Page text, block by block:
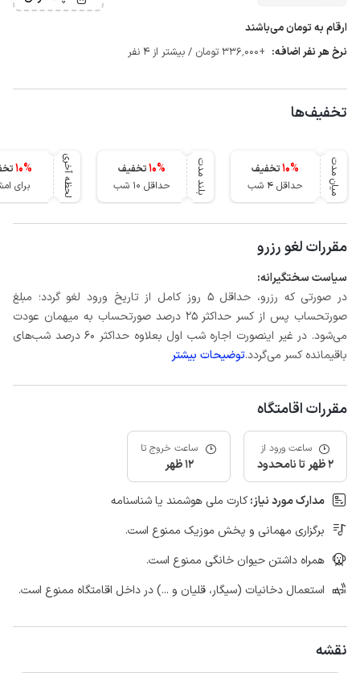
ارقام به تومان می‌باشند
نرخ هر نفر اضافه: +336٬000 تومان / بیشتر از 4 نفر
تخفیف‌ها
میان مدت 10%
تخفیف
حداقل 4 شب
بلند مدت 10%
تخفیف
حداقل 10 شب
لحظه آخری 10%
برای
مقررات لغو رزرو
سیاست سختگیرانه:
در صورتی که رزرو، حداقل 5 روز کامل از تاریخ ورود لغو گردد؛ مبلغ
صورتحساب پس از کسر حداکثر 25 درصد صورتحساب به میهمان عودت
می‌شود. در غیر اینصورت اجاره شب اول بعلاوه حداکثر 60 درصد شب‌های
باقیمانده کسر می‌گردد.توضیحات بیشتر
مقررات اقامتگاه
ساعت ورود از
2 ظهر تا نامحدود
ساعت خروج تا
12 ظهر
مدارک مورد نیاز:کارت ملی هوشمند یا شناسنامه
برگزاری مهمانی و پخش موزیک ممنوع است.
همراه داشتن حیوان خانگی ممنوع است.
استعمال دخانیات (سیگار، قلیان و ...) در داخل اقامتگاه ممنوع است.
نقشه